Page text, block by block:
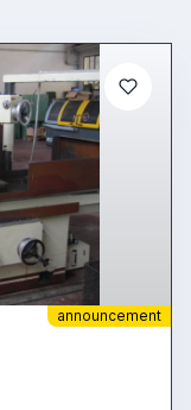
announcement